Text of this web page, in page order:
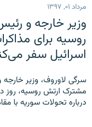
مرداد ۰۱, ۱۳۹۷
وزیر خارجه و
روسیه برای
اسرائیل سفر
سرگی لاوروف، وزیر
مشترک ارتش روسیه، روز
درباره تحولات سوریه با